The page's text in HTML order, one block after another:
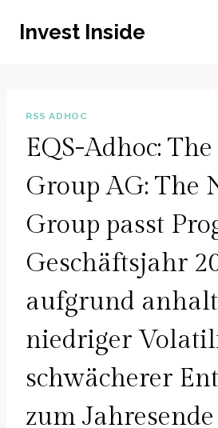
InhaltInvest Inside
RSS ADHOC
EQS-Adhoc:
Group AG: The
Group passt
Geschäftsjahr
aufgrund
niedriger
schwächerer
zum